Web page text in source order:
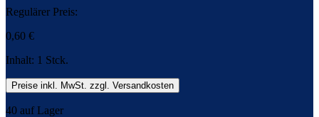
Regulärer Preis:
0,60 €
Inhalt: 1 Stck.
Preise inkl. MwSt. zzgl. Versandkosten
40 auf Lager